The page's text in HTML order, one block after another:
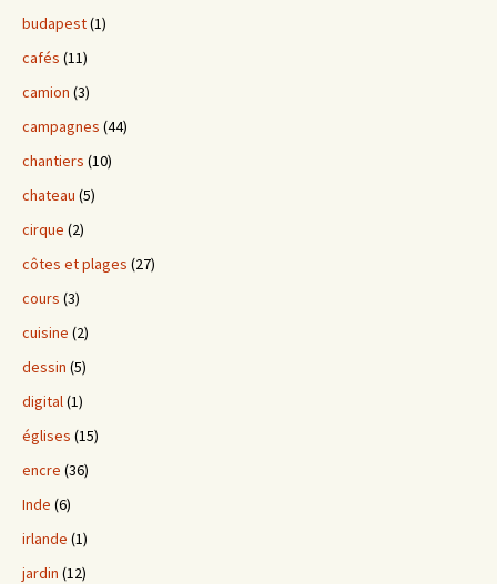
budapest(1)
cafés (11)
camion (3)
campagnes (44)
chantiers (10)
chateau (5)
cirque (2)
côtes et plages (27)
cours (3)
cuisine (2)
dessin (5)
digital(1)
églises (15)
encre (36)
Inde (6)
irlande (1)
jardin (12)